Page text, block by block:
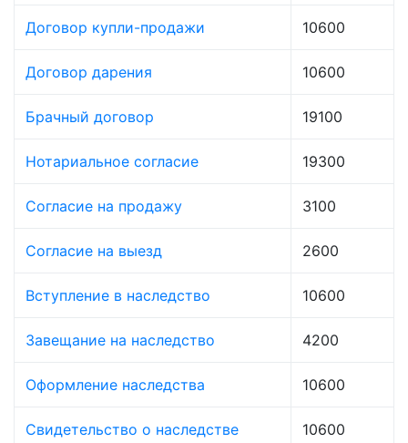
Договор купли-продажи 10600
Договор дарения 10600
Брачный договор 19100
Нотариальное согласие 19300
Согласие на продажу 3100
Согласие на выезд 2600
Вступление в наследство 10600
Завещание на наследство 4200
Оформление наследства 10600
Свидетельство о наследстве 10600